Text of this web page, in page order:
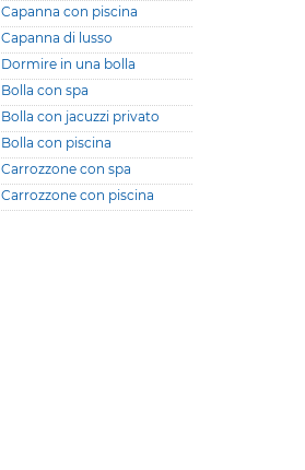
Capanna con piscina
Capanna di lusso
Dormire in una bolla
Bolla con spa
Bolla con jacuzzi privato
Bolla con piscina
Carrozzone con spa
Carrozzone con piscina